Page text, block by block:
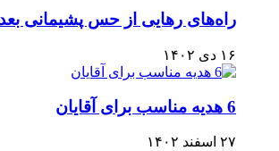
راه‌های رهایی از حس پشیمانی
۱۶ دی ۱۴۰۲
6 هدیه مناسب برای آقایان
۲۷ اسفند ۱۴۰۲